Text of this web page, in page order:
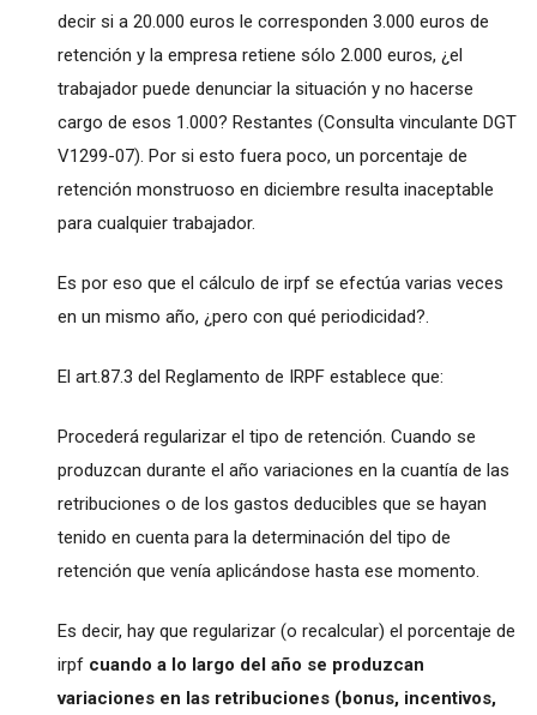
decir si a 20.000 euros le corresponden 3.000 euros de
retención y la empresa retiene sólo 2.000 euros, ¿el
trabajador puede denunciar la situación y no hacerse
cargo de esos 1.000? Restantes (Consulta vinculante DGT
V1299-07). Por si esto fuera poco, un porcentaje de
retención monstruoso en diciembre resulta inaceptable
para cualquier trabajador.
Es por eso que el cálculo de irpf se efectúa varias veces
en un mismo año, ¿pero con qué periodicidad?.
El art.87.3 del Reglamento de IRPF establece que:
Procederá regularizar el tipo de retención. Cuando se
produzcan durante el año variaciones en la cuantía de las
retribuciones o de los gastos deducibles que se hayan
tenido en cuenta para la determinación del tipo de
retención que venía aplicándose hasta ese momento.
Es decir, hay que regularizar (o recalcular) el porcentaje de
irpf cuando a lo largo del año se produzcan
variaciones en las retribuciones (bonus, incentivos,